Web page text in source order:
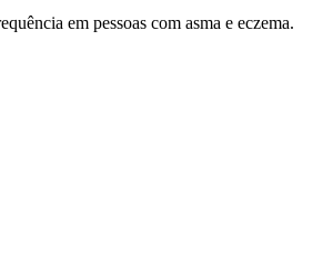
em pessoas com asma e eczema.